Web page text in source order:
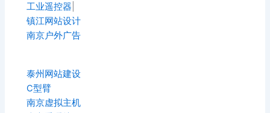
工业遥控器
镇江网站设计
南京户外广告
泰州网站建设
C型臂
南京虚拟主机